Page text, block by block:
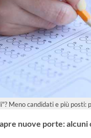
Meno candidati e più posti:
nuove porte: